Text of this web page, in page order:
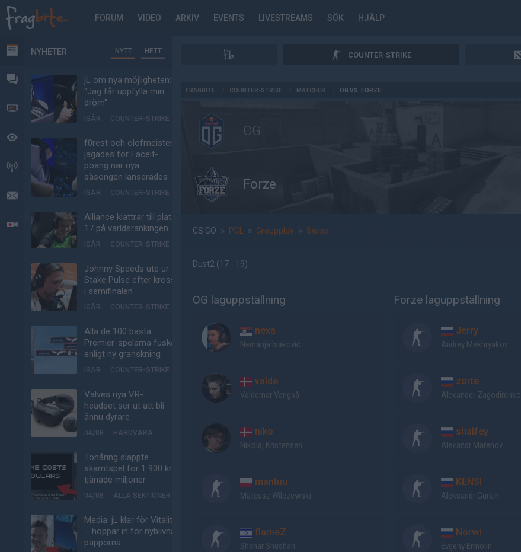
FORUM VIDEO ARKIV EVENTS LIVESTREAMS SÖK HJÄLP
NYHETER
FORUM
VIDEO
BEVAKAT
HÄNDELSER
MEDDELANDEN
LIVESÄNDNINGAR
NYHETER NYTT HETT
jL om nya möjligheten:
"Jag får uppfylla min
dröm"
IGÅR COUNTER-STRIKE
f0rest och olofmeister
jagades för Faceit-
poäng när nya
säsongen lanserades
IGÅR COUNTER-STRIKE
Alliance klättrar till plats
17 på världsrankingen
IGÅR COUNTER-STRIKE
Johnny Speeds ute ur
Stake Pulse efter kross
i semifinalen
IGÅR COUNTER-STRIKE
Alla de 100 bästa
Premier-spelarna fuskar
enligt ny granskning
IGÅR COUNTER-STRIKE
Valves nya VR-
headset ser ut att bli
ännu dyrare
04/08 HÅRDVARA
Tonåring släppte
skämtspel för 1 900 kr –
tjänade miljoner
04/08 ALLA SEKTIONER
Media: jL klar för Vitality
– hoppar in för nyblivna
papporna
COUNTER-STRIKE
FRAGBITE COUNTER-STRIKE MATCHER OG VS. FORZE
OG
Forze
CS:GO » PGL » Groupplay » Swiss
Dust2 (17 - 19)
OG laguppställning
nexa
Nemanja Isaković
valde
Valdemar Vangså
niko
Nikolaj Kristensen
mantuu
Mateusz Wilczewski
flameZ
Shahar Shushan
Forze laguppställning
Jerry
Andrey Mekhryakov
zorte
Alexander Zagodirenko
shalfey
Alexandr Marenov
KENSI
Aleksandr Gurkin
Norwi
Evgeny Ermolin